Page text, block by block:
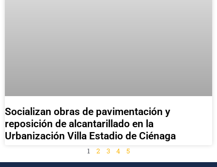
Socializan obras de pavimentación y
reposición de alcantarillado en la
Urbanización Villa Estadio de Ciénaga
1 2 3 4 5